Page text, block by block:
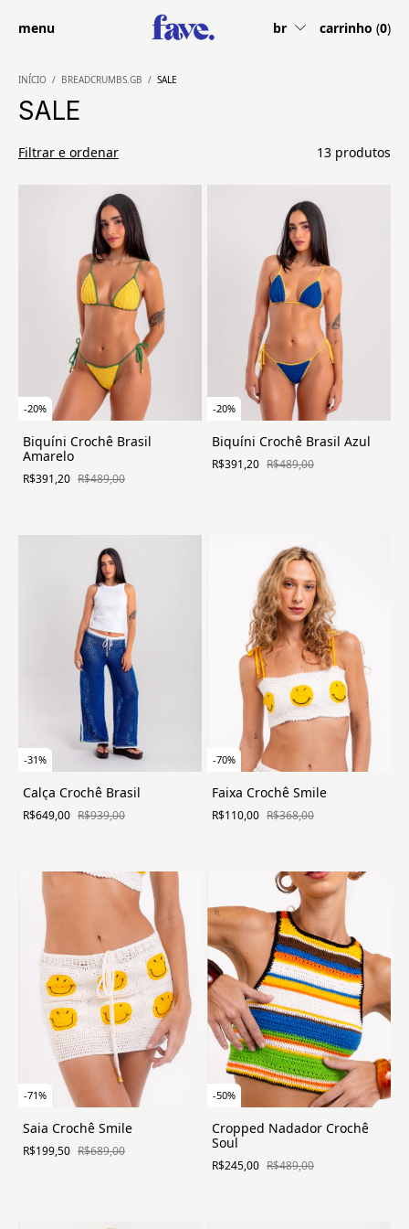
menu br carrinho (0)
INÍCIO / BREADCRUMBS.GB / SALE
SALE
Filtrar e ordenar 13 produtos
-20%
Biquíni Crochê Brasil
Amarelo
R$391,20 R$489,00
-20%
Biquíni Crochê Brasil Azul
R$391,20 R$489,00
-31%
Calça Crochê Brasil
R$649,00 R$939,00
-70%
Faixa Crochê Smile
R$110,00 R$368,00
-71%
Saia Crochê Smile
R$199,50 R$689,00
-50%
Cropped Nadador Crochê
Soul
R$245,00 R$489,00